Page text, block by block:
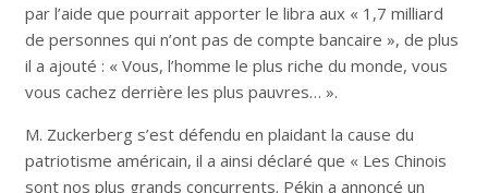
par l’aide que pourrait apporter le libra aux « 1,7 milliard
de personnes qui n’ont pas de compte bancaire », de plus
il a ajouté : « Vous, l’homme le plus riche du monde, vous
vous cachez derrière les plus pauvres… ».
M. Zuckerberg s’est défendu en plaidant la cause du
patriotisme américain, il a ainsi déclaré que « Les Chinois
sont nos plus grands concurrents. Pékin a annoncé un